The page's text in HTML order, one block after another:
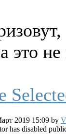
это не
2019 15:09 by
has disabled